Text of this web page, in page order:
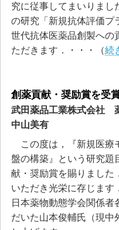
究に従事してまいりまし
の研究「新規抗体評価プ
世代抗体医薬品創製への
ただきます．・・・（続
創薬貢献・奨励賞を受
武田薬品工業株式会社
中山美有
この度は，『新規医療
盤の構築』という研究題
献・奨励賞を賜りました
いただき光栄に存じます
日本薬物動態学会関係者
だいた山本俊輔氏（現中